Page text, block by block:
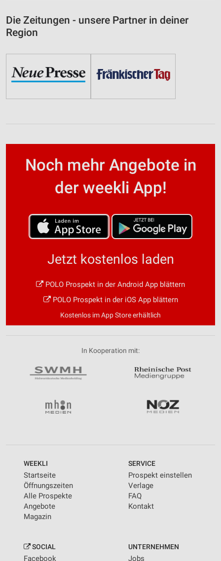
Die Zeitungen - unsere Partner in deiner
Region
Noch mehr Angebote in
der weekli App!
Jetzt kostenlos laden
POLO Prospekt in der Android App blättern
POLO Prospekt in der iOS App blättern
Kostenlos im App Store erhältlich
In Kooperation mit:
WEEKLI
Startseite
Öffnungszeiten
Alle Prospekte
Angebote
Magazin
SERVICE
Prospekt einstellen
Verlage
FAQ
Kontakt
SOCIAL
Facebook
UNTERNEHMEN
Jobs